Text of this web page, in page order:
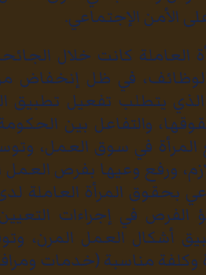
الأمن الإجتماعي.
العاملة كانت خلال
الوظائف، في ظل إنخفاض
الذي يتطلب تفعيل تطبيق
والتفاعل بين
في سوق العمل،
ورفع وعيها بفرص
بحقوق المرأة العاملة
الفرص في إجراءات
أشكال العمل المرن،
وكلفة مناسبة (خدمات